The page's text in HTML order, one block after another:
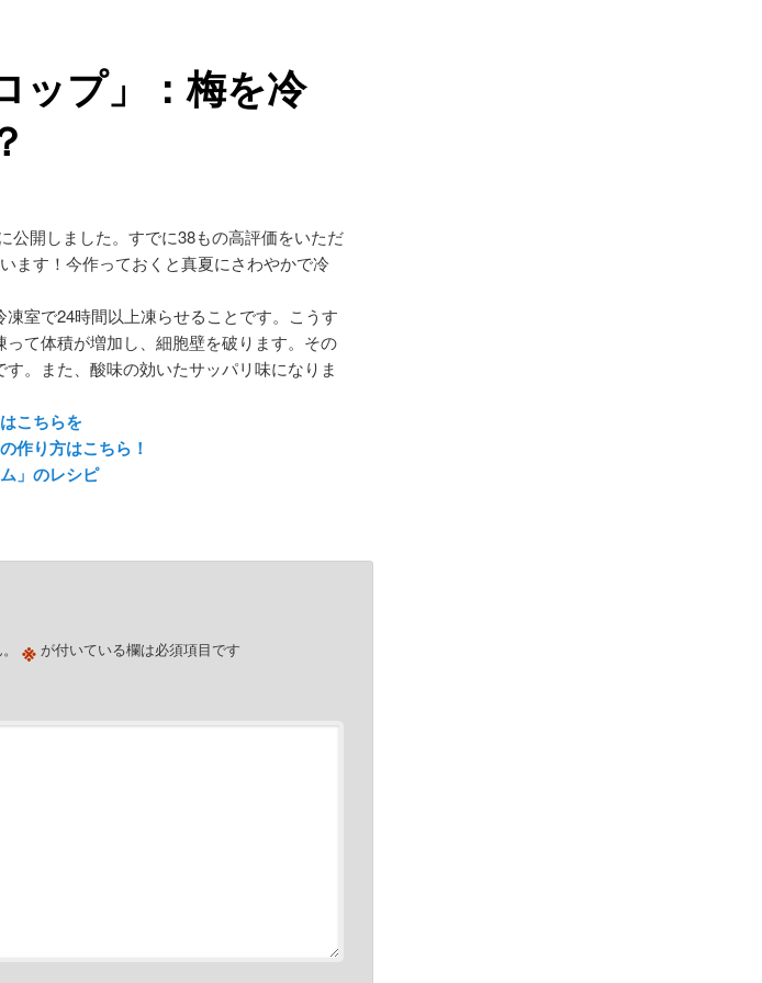
ップ」：梅を冷
公開しました。すでに38もの高評価をいただ
ます！今作っておくと真夏にさわやかで冷
室で24時間以上凍らせることです。こうす
って体積が増加し、細胞壁を破ります。その
。また、酸味の効いたサッパリ味になりま
こちらを
作り方はこちら！
」のレシピ
※が付いている欄は必須項目です